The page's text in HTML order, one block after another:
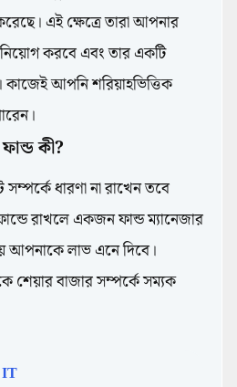
এই ক্ষেত্রে তারা আপনার
করবে এবং তার একটি
আপনি শরিয়াহভিত্তিক
কী?
ধারণা না রাখেন তবে
রাখলে একজন ফান্ড ম্যানেজার
আপনাকে লাভ এনে দিবে।
শেয়ার বাজার সম্পর্কে সম্যক
IT